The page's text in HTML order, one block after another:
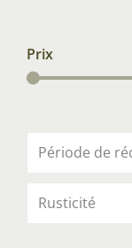
Prix
Période de
Rusticité